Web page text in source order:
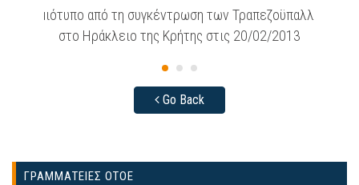
Στιγμιότυπο από τη συγκέντρωση των Τραπεζοϋπαλλήλων
στο Ηράκλειο της Κρήτης στις 20/02/2013
Go Back
ΓΡΑΜΜΑΤΕΙΕΣ ΟΤΟΕ